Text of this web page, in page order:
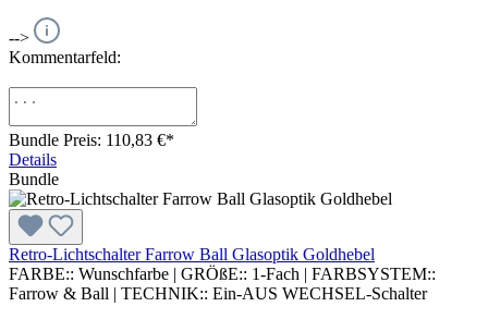
-->
Kommentarfeld:
Bundle Preis: 110,83 €*
Details
Bundle
Retro-Lichtschalter Farrow Ball Glasoptik Goldhebel
FARBE:: Wunschfarbe | GRÖßE:: 1-Fach | FARBSYSTEM::
Farrow & Ball | TECHNIK:: Ein-AUS WECHSEL-Schalter